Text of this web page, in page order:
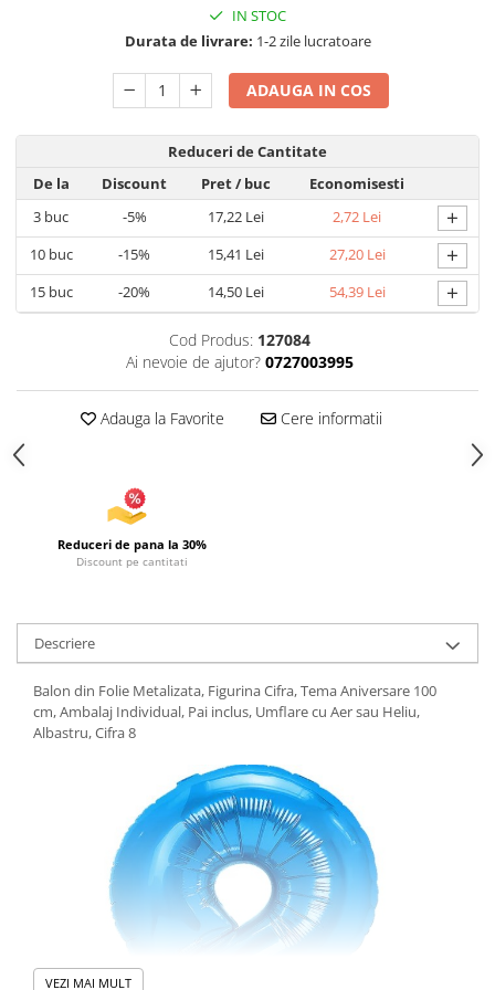
Articole pentru Gradina si Bricolaj
Corpuri de iluminat
Articole si, Echipamente pentru
Pelerine, Umbrele si Accesorii
Videoproiectoare
IN STOC
Durata de livrare: 1-2 zile lucratoare
ADAUGA IN COS
Reduceri de Cantitate
De la
Discount Pret/ buc
Economisesti
3 buc -5% 17,22 Lei 2,72 Lei +
10buc -15% 15,41 Lei 27,20 Lei +
15buc -20% 14,50 Lei 54,39 Lei +
Cod Produs: 127084
Ai nevoie de ajutor? 0727003995
Adauga la Favorite Cere informatii
Reduceri de pana la 30%
Discount pe cantitati
Descriere
Balon din Folie Metalizata, Figurina Cifra, Tema Aniversare 100
cm, Ambalaj Individual, Pai inclus, Umflare cu Aer sau Heliu,
Albastru, Cifra 8
VEZI MAI MULT